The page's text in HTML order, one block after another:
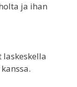
ja ihan
laskeskella